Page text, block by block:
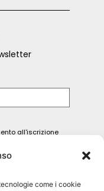
come i cookie
all'iscrizione